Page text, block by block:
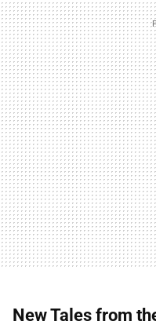
New Tales from